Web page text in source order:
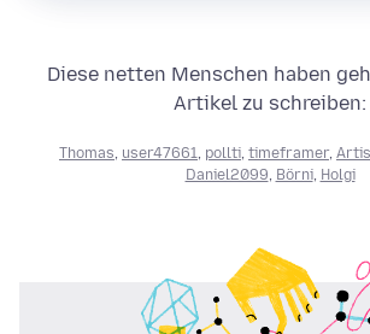
Diese netten Menschen haben
Artikel zu schreiben:
Thomas user47661 pollti timeframer,
Daniel2099 Börni, Holgi